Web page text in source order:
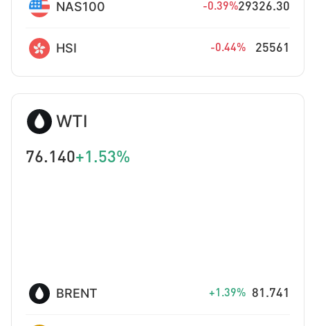
NAS100 -0.39%29326.30
HSI -0.44% 25561
WTI
76.140+1.53%
BRENT +1.39% 81.741